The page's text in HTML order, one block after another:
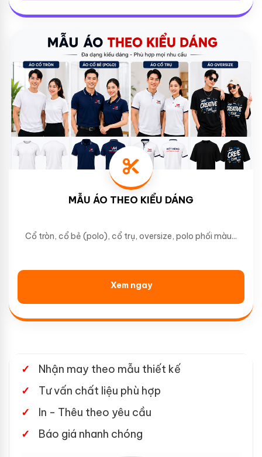
MẪU ÁO THEO KIỂU DÁNG
Cổ tròn, cổ bẻ (polo), cổ trụ, oversize, polo phối màu...
Xem ngay
Nhận may theo mẫu thiết kế
Tư vấn chất liệu phù hợp
In - Thêu theo yêu cầu
Báo giá nhanh chóng